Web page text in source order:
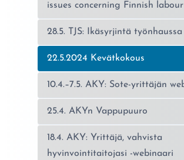
issues concerning Finnish
28.5. TJS: Ikäsyrjintä työnhaussa
Nykyinen sivu:
22.5.2024 Kevätkokous
10.4.–7.5. AKY: Sote-yrittäjän
25.4. AKYn Vappupuuro
18.4. AKY: Yrittäjä, vahvista
hyvinvointitaitojasi -webinaari